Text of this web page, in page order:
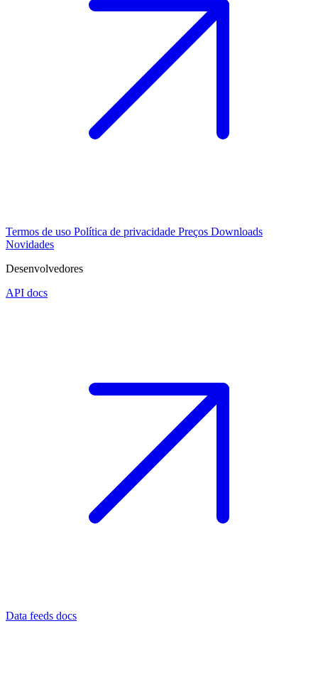
Termos de uso Política de privacidade Preços Downloads
Novidades
Desenvolvedores
API docs
Data feeds docs